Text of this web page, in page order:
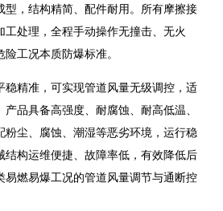
型，结构精简、配件耐用。所有摩擦接
工处理，全程手动操作无撞击、无火
工况本质防爆标准。
稳精准，可实现管道风量无级调控，适
品具备高强度、耐腐蚀、耐高低温、
粉尘、腐蚀、潮湿等恶劣环境，运行稳
结构运维便捷、故障率低，有效降低后
易燃易爆工况的管道风量调节与通断控